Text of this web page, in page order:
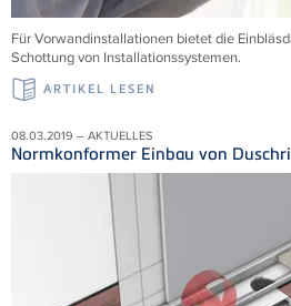
Für Vorwandinstallationen bietet die
Schottung von Installationssystemen.
ARTIKEL LESEN
08.03.2019 – AKTUELLES
Normkonformer Einbau von